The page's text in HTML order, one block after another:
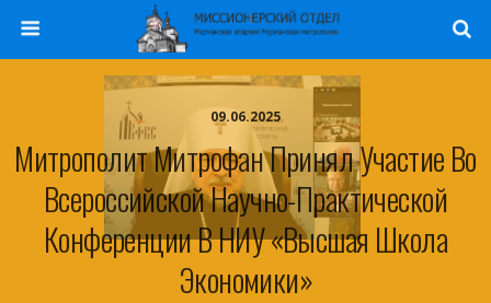
09.06.2025
Митрополит Митрофан Принял Участие Во
Всероссийской Научно-Практической
Конференции В НИУ «Высшая Школа
Экономики»